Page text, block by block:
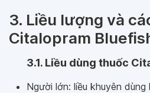
3. Liều lượng và
Citalopram
3.1. Liều dùng thuốc
Người lớn: liều khuyên